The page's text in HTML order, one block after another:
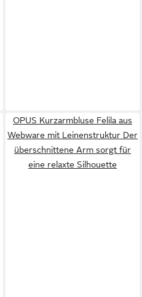
OPUS Kurzarmbluse Felila aus
Webware mit Leinenstruktur Der
überschnittene Arm sorgt für
eine relaxte Silhouette